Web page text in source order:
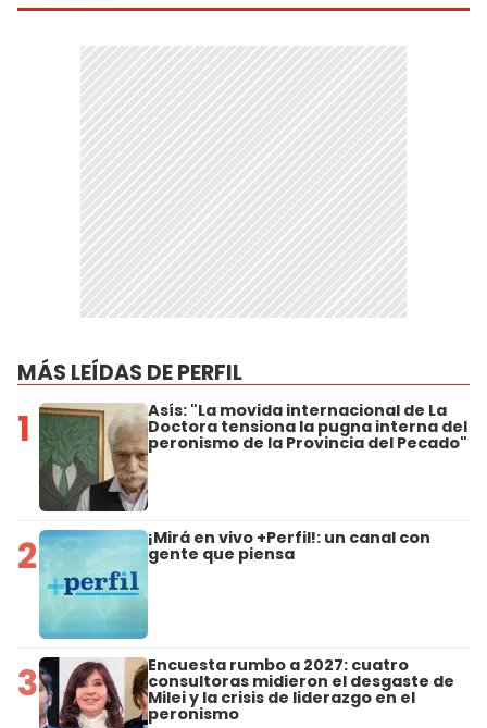
MÁS LEÍDAS DE PERFIL
1 Asís: "La movida internacional de La
Doctora tensiona la pugna interna del
peronismo de la Provincia del Pecado"
2 ¡Mirá en vivo +Perfil!: un canal con
gente que piensa
3 Encuesta rumbo a 2027: cuatro
consultoras midieron el desgaste de
Milei y la crisis de liderazgo en el
peronismo